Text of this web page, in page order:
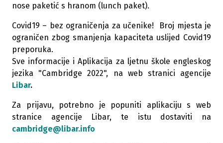
nose paketić s hranom (lunch paket).
Covid19 – bez ograničenja za učenike! Broj mjesta je
ograničen zbog smanjenja kapaciteta uslijed Covid19
preporuka.
Sve informacije i Aplikacija za ljetnu škole engleskog
jezika "Cambridge 2022", na web stranici agencije
Libar.
Za prijavu, potrebno je popuniti aplikaciju s web
stranice agencije Libar, te istu dostaviti na
cambridge@libar.info